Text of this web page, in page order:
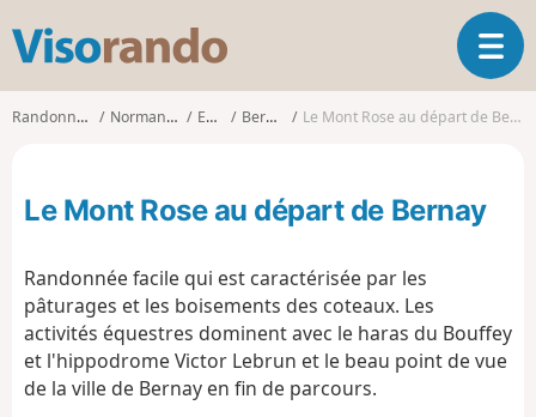
s
o
d
O
u
v
i
g
Randonnées Normandie Eure Bernay Le Mont Rose au départ de Bernay
Le Mont Rose au départ de Bernay
Randonnée facile qui est caractérisée par les
pâturages et les boisements des coteaux. Les
activités équestres dominent avec le haras du Bouffey
et l'hippodrome Victor Lebrun et le beau point de vue
de la ville de Bernay en fin de parcours.